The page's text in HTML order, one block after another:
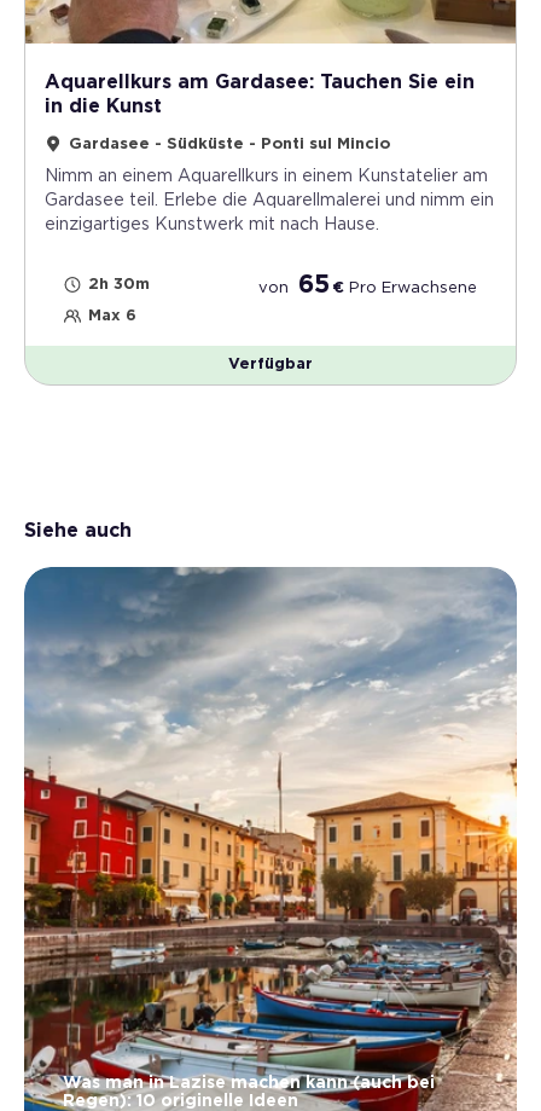
Aquarellkurs am Gardasee: Tauchen Sie ein
in die Kunst
Gardasee - Südküste - Ponti sul Mincio
Nimm an einem Aquarellkurs in einem Kunstatelier am
Gardasee teil. Erlebe die Aquarellmalerei und nimm ein
einzigartiges Kunstwerk mit nach Hause.
2h 30m
Max 6
von 65 € Pro Erwachsene
Verfügbar
Siehe auch
Was man in Lazise machen kann (auch bei
Regen): 10 originelle Ideen